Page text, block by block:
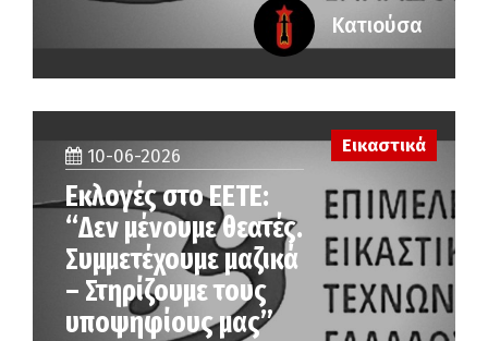
Κατιούσα
10-06-2026
Εκλογές στο ΕΕΤΕ:
“Δεν μένουμε θεατές.
Συμμετέχουμε μαζικά
– Στηρίζουμε τους
υποψηφίους μας”
Εικαστικά